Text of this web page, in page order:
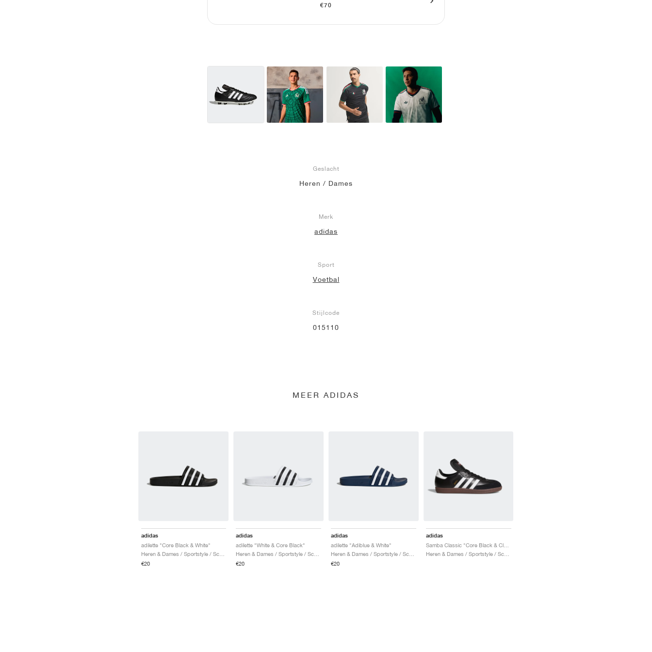
€70
Geslacht
Heren / Dames
Merk
adidas
Sport
Voetbal
Stijlcode
015110
MEER ADIDAS
adidas
adilette "Core Black & White"
Heren & Dames / Sportstyle / Schoenen
€20
adidas
adilette "White & Core Black"
€20
adidas
adilette "Adiblue & White"
€20
adidas
Samba Classic "Core Black & Cloud White"
Heren & Dames / Sportstyle / Schoenen